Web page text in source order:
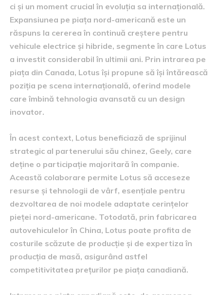
ci și un moment crucial în evoluția sa internațională.
Expansiunea pe piața nord-americană este un
răspuns la cererea în continuă creștere pentru
vehicule electrice și hibride, segmente în care Lotus
a investit considerabil în ultimii ani. Prin intrarea pe
piața din Canada, Lotus își propune să își întărească
poziția pe scena internațională, oferind modele
care îmbină tehnologia avansată cu un design
inovator.
În acest context, Lotus beneficiază de sprijinul
strategic al partenerului său chinez, Geely, care
deține o participație majoritară în companie.
Această colaborare permite Lotus să acceseze
resurse și tehnologii de vârf, esențiale pentru
dezvoltarea de noi modele adaptate cerințelor
pieței nord-americane. Totodată, prin fabricarea
autovehiculelor în China, Lotus poate profita de
costurile scăzute de producție și de expertiza în
producția de masă, asigurând astfel
competitivitatea prețurilor pe piața canadiană.